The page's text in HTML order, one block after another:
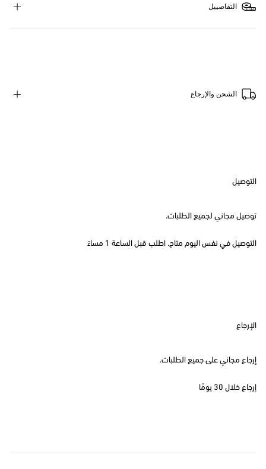
التفاصييل
الشحن والإرجاع
التوصيل
توصيل مجاني لجميع الطلبات.
التوصيل في نفس اليوم متاح. اطلب قبل الساعة 1 مساءً
الإرجاع
إرجاع مجاني على جميع الطلبات.
إرجاع خلال 30 يومًا